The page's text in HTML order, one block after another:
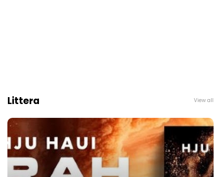
Littera View all